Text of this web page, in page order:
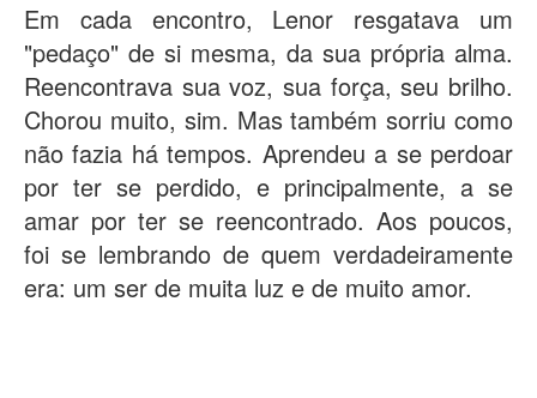
Em cada encontro, Lenor resgatava um
"pedaço" de si mesma, da sua própria alma.
Reencontrava sua voz, sua força, seu brilho.
Chorou muito, sim. Mas também sorriu como
não fazia há tempos. Aprendeu a se perdoar
por ter se perdido, e principalmente, a se
amar por ter se reencontrado. Aos poucos,
foi se lembrando de quem verdadeiramente
era: um ser de muita luz e de muito amor.